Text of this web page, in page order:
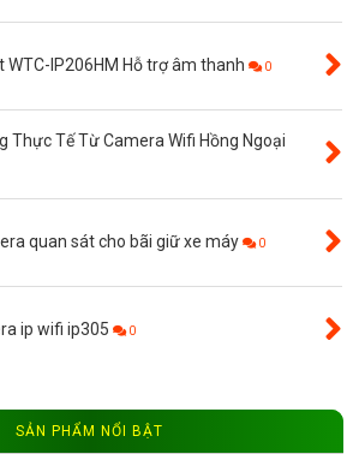
IP206HM Hỗ trợ âm thanh 0
Thực Tế Từ Camera Wifi Hồng Ngoại
quan sát cho bãi giữ xe máy 0
ip wifi ip305 0
SẢN PHẨM NỔI BẬT